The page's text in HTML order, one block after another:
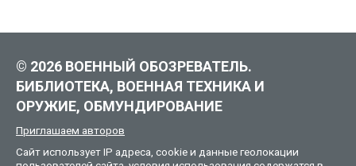
© 2026 ВОЕННЫЙ ОБОЗРЕВАТЕЛЬ.
БИБЛИОТЕКА, ВОЕННАЯ ТЕХНИКА И
ОРУЖИЕ, ОБМУНДИРОВАНИЕ
Приглашаем авторов
Сайт использует IP адреса, cookie и данные геолокации